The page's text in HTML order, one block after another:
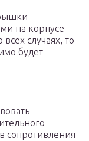
на корпусе
случаях, то
будет
сопротивления